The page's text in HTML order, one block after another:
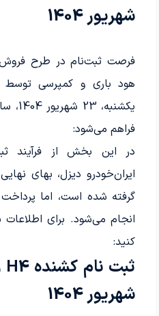
شهریور 1404
فرصت ثبت‌نام در طرح فروش
هود باری و کمپرسی توسط
فراهم می‌شود:
در این بخش از فرآیند
ایران‌خودرو دیزل، بهای
گرفته شده است، اما
انجام می‌شود. برای اطلاعات
کنید:
شهریور 1404